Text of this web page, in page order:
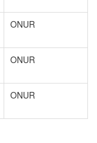
ONUR
ONUR
ONUR